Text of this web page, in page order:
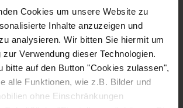
Cookies um unsere Website zu
Inhalte anzuzeigen und
analysieren. Wir bitten Sie hiermit um
Verwendung dieser Technologien.
bitte auf den Button "Cookies zulassen",
alle Funktionen, wie z.B. Bilder und
ohne Einschränkungen